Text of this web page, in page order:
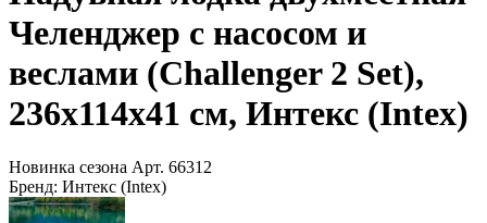
Челенджер с насосом и
веслами (Challenger 2 Set),
236х114х41 см, Интекс (Intex)
Новинка сезона Арт. 66312
Бренд: Интекс (Intex)